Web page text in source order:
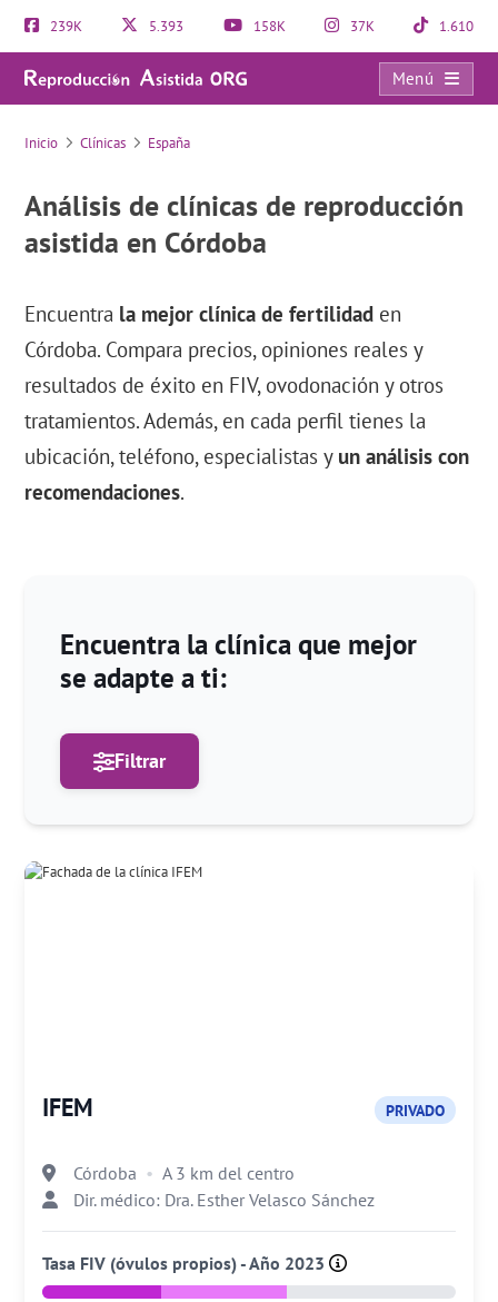
239K 5.393 158K 37K 1.610
Menú
Directorio de clínicas de reproducción asistida
Inicio Clínicas España
Análisis de clínicas de reproducción
asistida en Córdoba
Encuentra la mejor clínica de fertilidad en
Córdoba. Compara precios, opiniones reales y
resultados de éxito en FIV, ovodonación y otros
tratamientos. Además, en cada perfil tienes la
ubicación, teléfono, especialistas y un análisis con
recomendaciones.
Encuentra la clínica que mejor
se adapte a ti:
Filtrar
IFEM PRIVADO
Córdoba
A 3 km del centro
Dir. médico: Dra. Esther Velasco Sánchez
Tasa FIV (óvulos propios) - Año 2023